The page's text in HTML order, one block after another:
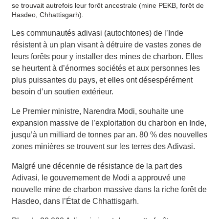
se trouvait autrefois leur forêt ancestrale (mine PEKB, forêt de
Hasdeo, Chhattisgarh).
Les communautés adivasi (autochtones) de l’Inde
résistent à un plan visant à détruire de vastes zones de
leurs forêts pour y installer des mines de charbon. Elles
se heurtent à d’énormes sociétés et aux personnes les
plus puissantes du pays, et elles ont désespérément
besoin d’un soutien extérieur.
Le Premier ministre, Narendra Modi, souhaite une
expansion massive de l’exploitation du charbon en Inde,
jusqu’à un milliard de tonnes par an. 80 % des nouvelles
zones minières se trouvent sur les terres des Adivasi.
Malgré une décennie de résistance de la part des
Adivasi, le gouvernement de Modi a approuvé une
nouvelle mine de charbon massive dans la riche forêt de
Hasdeo, dans l’État de Chhattisgarh.